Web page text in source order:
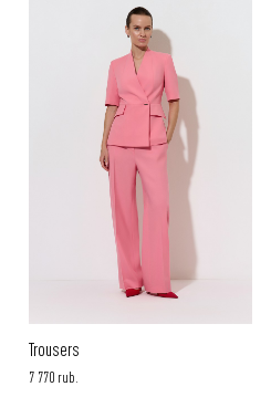
Trousers
7 770 rub.